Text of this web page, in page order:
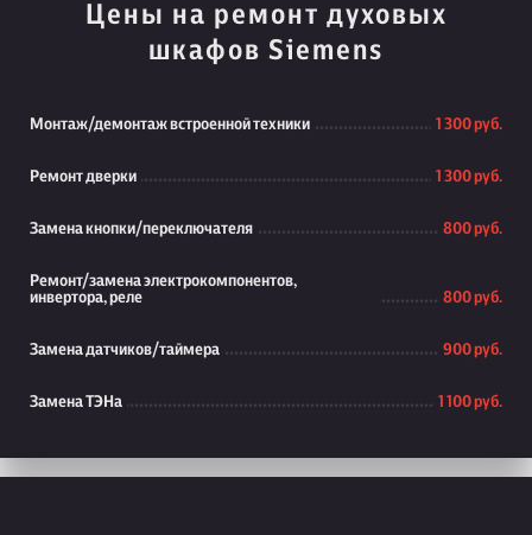
Цены на ремонт духовых
шкафов Siemens
Монтаж/демонтаж встроенной техники 1 300 руб.
Ремонт дверки 1 300 руб.
Замена кнопки/переключателя 800 руб.
Ремонт/замена электрокомпонентов,
инвертора, реле
800 руб.
Замена датчиков/таймера 900 руб.
Замена ТЭНа 1 100 руб.